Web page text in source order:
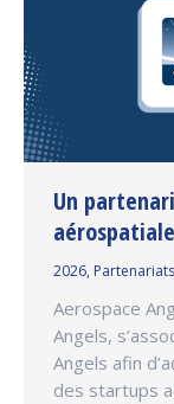
Un
aérospatiale
2026, Partenariats
Aerospace
Angels,
Angels afin
des startups